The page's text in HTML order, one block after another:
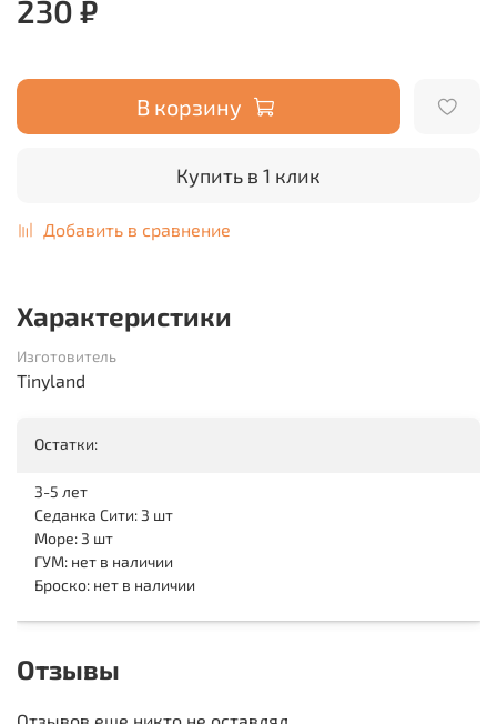
230 ₽
В корзину
Купить в 1 клик
Добавить в сравнение
Характеристики
Изготовитель
Tinyland
Остатки:
3-5 лет
Седанка Сити: 3 шт
Море: 3 шт
ГУМ: нет в наличии
Броско: нет в наличии
Отзывы